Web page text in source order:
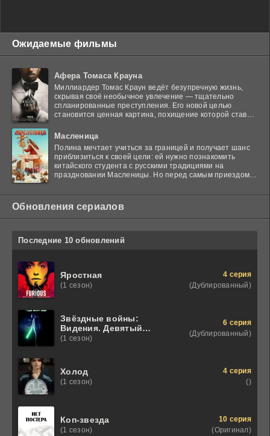
Ожидаемые фильмы
Афера Томаса Крауна
Миллиардер Томас Краун ведёт безупречную жизнь,
скрывая своё необычное увлечение — тщательно
спланированные преступления. Его новой целью
становится ценная картина, похищение которой ставит
Масленица
Полина мечтает учиться за границей и получает шанс
приблизиться к своей цели: ей нужно познакомить
китайского студента с русскими традициями на
праздновании Масленицы. Но перед самым приездом
Обновления сериалов
Последние 10 обновлений
Яростная
(1 сезон)
4 серия
(Дублированный)
Звёздные войны:
Видения. Девятый
джедай
(1 сезон)
6 серия
(Дублированный)
Холод
(1 сезон)
4 серия
()
Коп-звезда
(1 сезон)
10 серия
(Оригинал)